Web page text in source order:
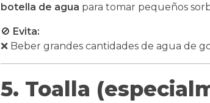
botella de agua para tomar pequeños
🚫 Evita:
❌ Beber grandes cantidades de agua de
5. Toalla